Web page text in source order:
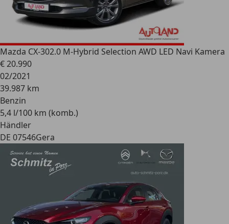
Mazda CX-302.0 M-Hybrid Selection AWD LED Navi Kamera
€ 20.990
02/2021
39.987 km
Benzin
5,4 l/100 km (komb.)
Händler
DE 07546Gera